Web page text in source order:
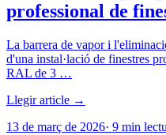
professional de
La barrera de vapor i
d'una instal·lació de finestres
RAL de 3 …
Llegir article →
13 de març de 2026· 9 min